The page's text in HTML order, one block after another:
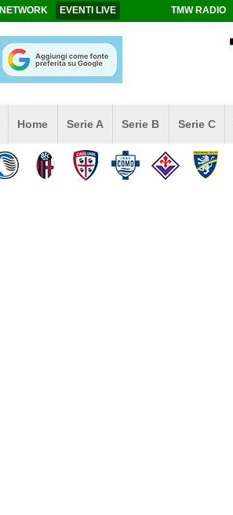
NETWORK EVENTI LIVE TMW RADIO
Home Serie A Serie B Serie C